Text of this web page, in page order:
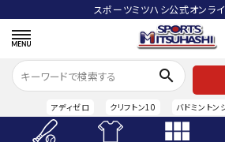
スポーツミツハシ公式オンラ
search
アディゼロ クリフトン10 バドミントン